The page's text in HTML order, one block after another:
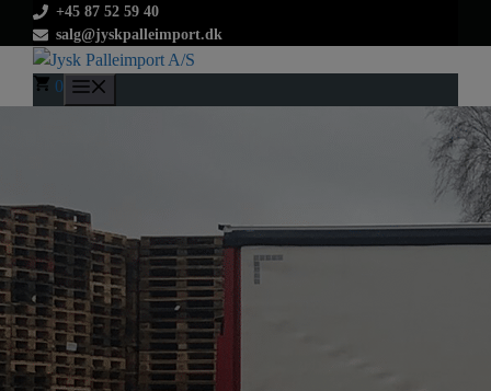
indhold
+45 87 52 59 40
salg@jyskpalleimport.dk
0